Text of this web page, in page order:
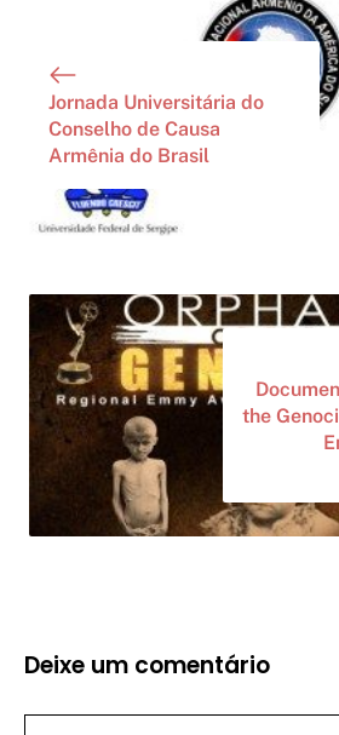
Jornada Universitária do
Conselho de Causa
Armênia do Brasil
the
Deixe um comentário